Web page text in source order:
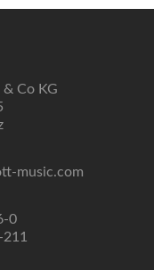
Co KG
music.com
0